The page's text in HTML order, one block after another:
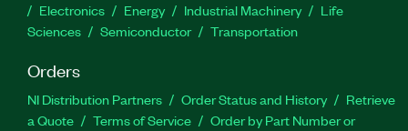
Electronics
Energy Industrial Machinery
Life
Sciences
Semiconductor Transportation
Orders
NI Distribution Partners Order Status and History
Retrieve
a Quote
Terms of Service
Order by Part Number or